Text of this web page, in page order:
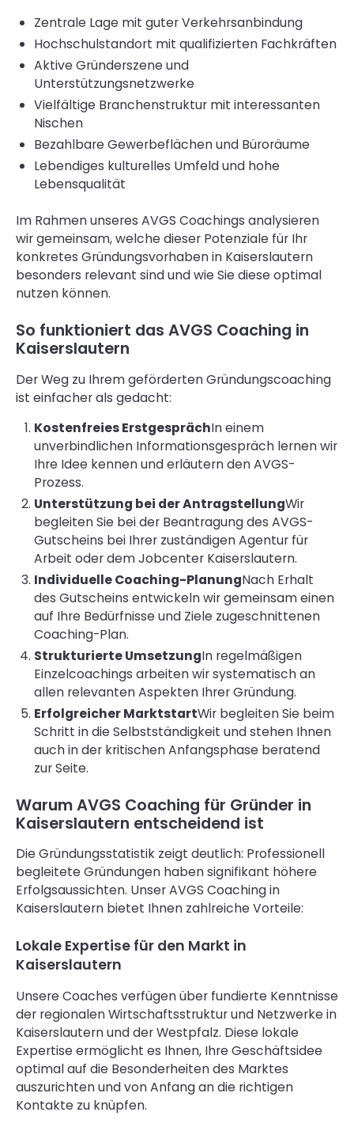
Zentrale Lage mit guter Verkehrsanbindung
Hochschulstandort mit qualifizierten Fachkräften
Aktive Gründerszene und
Unterstützungsnetzwerke
Vielfältige Branchenstruktur mit interessanten
Nischen
Bezahlbare Gewerbeflächen und Büroräume
Lebendiges kulturelles Umfeld und hohe
Lebensqualität
Im Rahmen unseres AVGS Coachings analysieren
wir gemeinsam, welche dieser Potenziale für Ihr
konkretes Gründungsvorhaben in Kaiserslautern
besonders relevant sind und wie Sie diese optimal
nutzen können.
So funktioniert das AVGS Coaching in
Kaiserslautern
Der Weg zu Ihrem geförderten Gründungscoaching
ist einfacher als gedacht:
Kostenfreies ErstgesprächIn einem
unverbindlichen Informationsgespräch lernen wir
Ihre Idee kennen und erläutern den AVGS-
Prozess.
Unterstützung bei der AntragstellungWir
begleiten Sie bei der Beantragung des AVGS-
Gutscheins bei Ihrer zuständigen Agentur für
Arbeit oder dem Jobcenter Kaiserslautern.
Individuelle Coaching-PlanungNach Erhalt
des Gutscheins entwickeln wir gemeinsam einen
auf Ihre Bedürfnisse und Ziele zugeschnittenen
Coaching-Plan.
Strukturierte UmsetzungIn regelmäßigen
Einzelcoachings arbeiten wir systematisch an
allen relevanten Aspekten Ihrer Gründung.
Erfolgreicher MarktstartWir begleiten Sie beim
Schritt in die Selbstständigkeit und stehen Ihnen
auch in der kritischen Anfangsphase beratend
zur Seite.
Warum AVGS Coaching für Gründer in
Kaiserslautern entscheidend ist
Die Gründungsstatistik zeigt deutlich: Professionell
begleitete Gründungen haben signifikant höhere
Erfolgsaussichten. Unser AVGS Coaching in
Kaiserslautern bietet Ihnen zahlreiche Vorteile:
Lokale Expertise für den Markt in
Kaiserslautern
Unsere Coaches verfügen über fundierte Kenntnisse
der regionalen Wirtschaftsstruktur und Netzwerke in
Kaiserslautern und der Westpfalz. Diese lokale
Expertise ermöglicht es Ihnen, Ihre Geschäftsidee
optimal auf die Besonderheiten des Marktes
auszurichten und von Anfang an die richtigen
Kontakte zu knüpfen.